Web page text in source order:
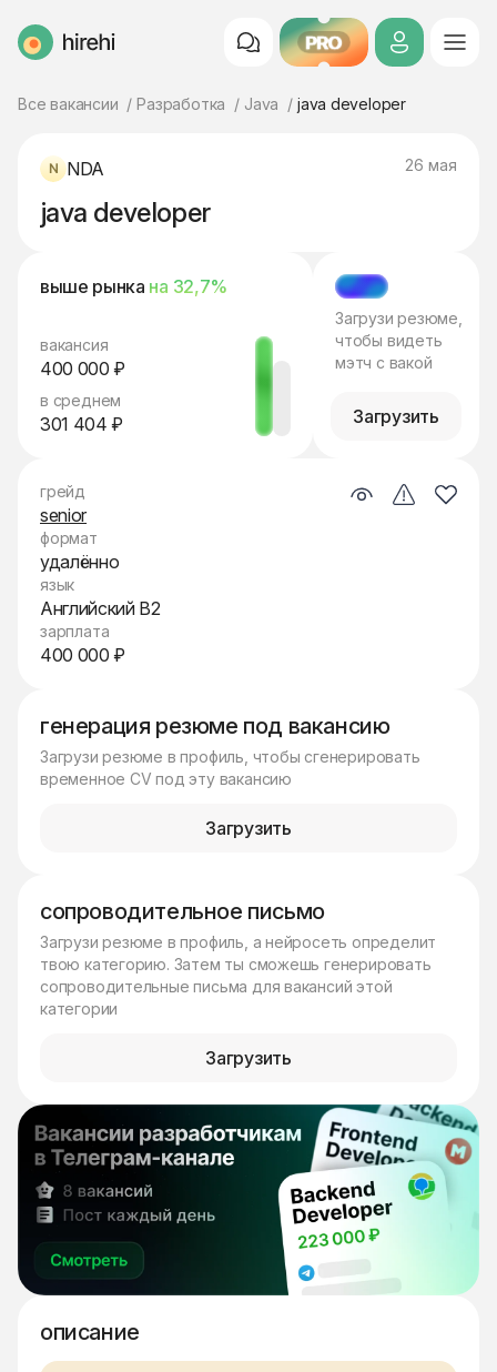
HireHi PRO
Все вакансии Разработка Java java developer
NDA 26 мая
java developer
выше рынка на 32,7%
вакансия
400 000 ₽
в среднем
301 404 ₽
МЭТЧ
Загрузи резюме,
чтобы видеть
мэтч с вакой
Загрузить
генерация резюме под вакансию
Загрузи резюме в профиль, чтобы сгенерировать
временное CV под эту вакансию
Загрузить
сопроводительное письмо
Загрузи резюме в профиль, а нейросеть определит
твою категорию. Затем ты сможешь генерировать
сопроводительные письма для вакансий этой
категории
Загрузить
описание
грейд
senior
формат
удалённо
язык
Английский B2
зарплата
400 000 ₽